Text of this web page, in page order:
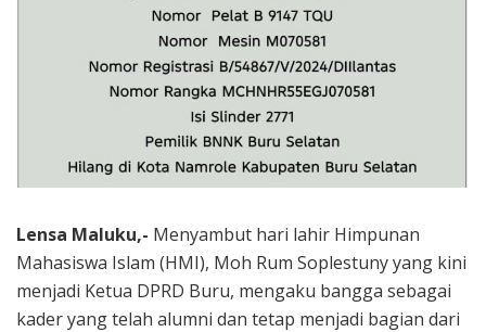
Lensa Maluku,- Menyambut hari lahir Himpunan
Mahasiswa Islam (HMI), Moh Rum Soplestuny yang kini
menjadi Ketua DPRD Buru, mengaku bangga sebagai
kader yang telah alumni dan tetap menjadi bagian dari